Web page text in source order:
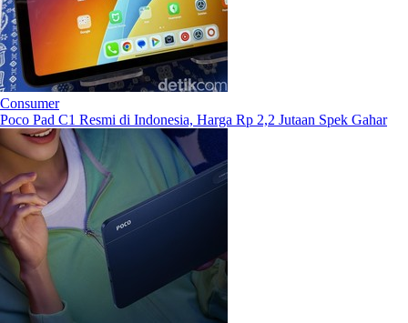
Consumer
Poco Pad C1 Resmi di Indonesia, Harga Rp 2,2 Jutaan Spek Gahar